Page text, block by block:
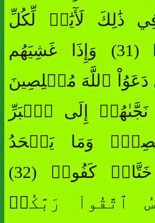
ذَٰلِكَ لَأٓيَٰتٖ لِّكُلِّ
صَبَّارٖ شَكُورٖ (31) وَإِذَا غَشِيَهُم
ٱللَّهَ مُخۡلِصِينَ
نَجَّىٰهُمۡ إِلَى ٱلۡبَرِّ
وَمَا يَجۡحَدُ
بِـَٔايَٰتِنَآ إِلَّا كُلُّ خَتَّارٖ كَفُورٖ (32)
ٱتَّقُواْ رَبَّكُمۡ